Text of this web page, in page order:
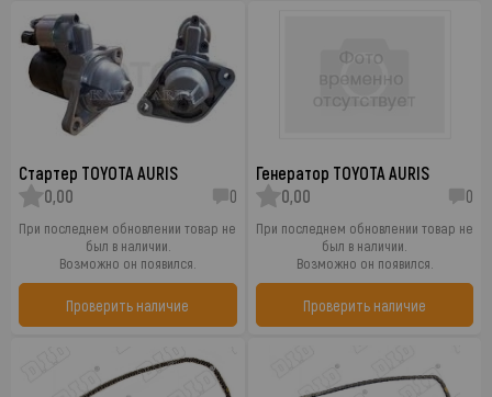
Стартер TOYOTA AURIS
0,00
0
При последнем обновлении товар не
был в наличии.
Возможно он появился.
Проверить наличие
Генератор TOYOTA AURIS
0,00
0
При последнем обновлении товар не
был в наличии.
Возможно он появился.
Проверить наличие